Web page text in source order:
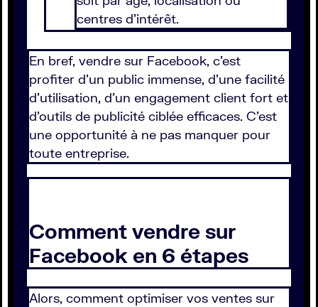
centres d'intérêt.
En bref, vendre sur Facebook, c'est
profiter d'un public immense, d'une facilité
d'utilisation, d'un engagement client fort et
d'outils de publicité ciblée efficaces. C'est
une opportunité à ne pas manquer pour
toute entreprise.
Comment vendre sur
Facebook en 6 étapes
Alors, comment optimiser vos ventes sur